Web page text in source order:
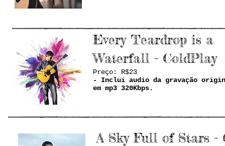
Every Teardrop is a
Waterfall - ColdPlay
Preço: R$23
- Inclui audio da gravação
em mp3 320Kbps.
A Sky Full of Stars -